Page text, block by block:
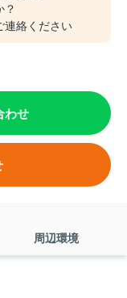
？
絡ください
わせ
周辺環境